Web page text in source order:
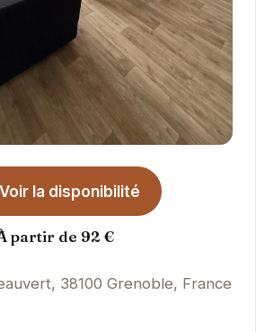
Voir la disponibilité
partir de 92 €
38100 Grenoble, France